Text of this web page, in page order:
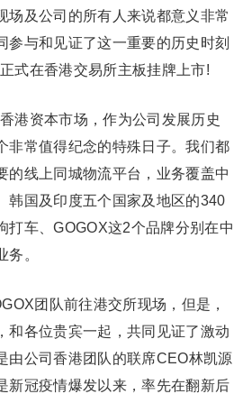
场及公司的所有人来说都意义非常
参与和见证了这一重要的历史时刻
式在香港交易所主板挂牌上市!
港资本市场，作为公司发展历史
非常值得纪念的特殊日子。我们都
的线上同城物流平台，业务覆盖中
韩国及印度五个国家及地区的340
打车、GOGOX这2个品牌分别在中
务。
团队前往港交所现场，但是，
和各位贵宾一起，共同见证了激动
由公司香港团队的联席CEO林凯源
新冠疫情爆发以来，率先在翻新后